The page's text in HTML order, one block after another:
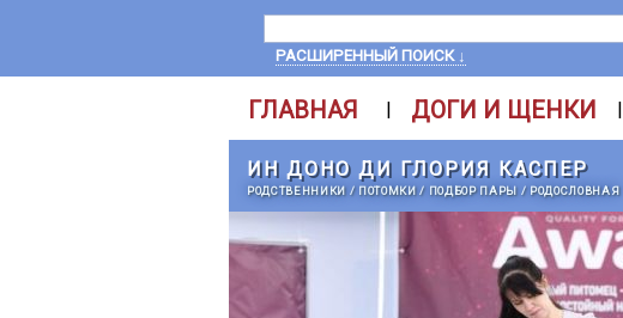
РАСШИРЕННЫЙ ПОИСК ↓
ГЛАВНАЯ | ДОГИ И ЩЕНКИ |
ИН ДОНО ДИ ГЛОРИЯ КАСПЕР
РОДСТВЕННИКИ / ПОТОМКИ/ ПОДБОР ПАРЫ / РОДОСЛОВНАЯ